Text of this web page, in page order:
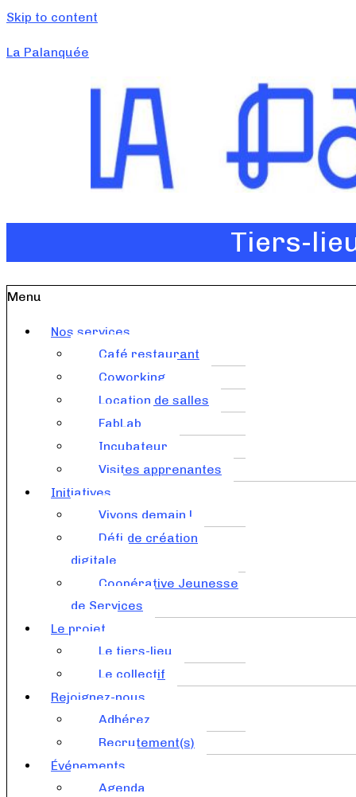
Skip to content
La Palanquée
Tiers-
Menu
Nos services
Café restaurant
Coworking
Location de salles
FabLab
Incubateur
Visites apprenantes
Initiatives
Vivons demain !
Défi de création
digitale
Coopérative Jeunesse
de Services
Le projet
Le tiers-lieu
Le collectif
Rejoignez-nous
Adhérez
Recrutement(s)
Événements
Agenda